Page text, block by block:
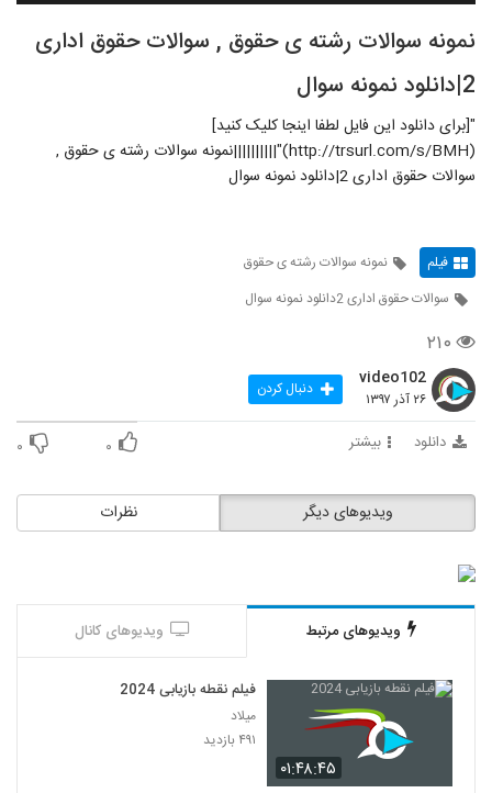
نمونه سوالات رشته ی حقوق , سوالات حقوق اداری
2|دانلود نمونه سوال
"[برای دانلود این فایل لطفا اینجا کلیک کنید]
(http://trsurl.com/s/BMH)"||||||||||نمونه سوالات رشته ی حقوق ,
سوالات حقوق اداری 2|دانلود نمونه سوال
فیلم
نمونه سوالات رشته ی حقوق
سوالات حقوق اداری 2دانلود نمونه سوال
۲۱۰
video102
۲۶ آذر ۱۳۹۷ دنبال کردن
دانلود بیشتر ۰ ۰
نظرات ویدیوهای دیگر
ویدیوهای مرتبط ویدیوهای کانال
۰۱:۴۸:۴۵
فیلم نقطه بازیابی 2024
میلاد
۴۹۱ بازدید